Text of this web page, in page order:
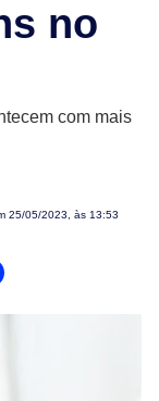
no
com mais
25/05/2023, às 13:53